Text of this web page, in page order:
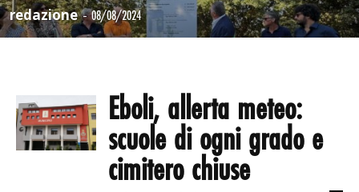
redazione - 08/08/2024
Eboli, allerta meteo:
scuole di ogni grado e
cimitero chiuse